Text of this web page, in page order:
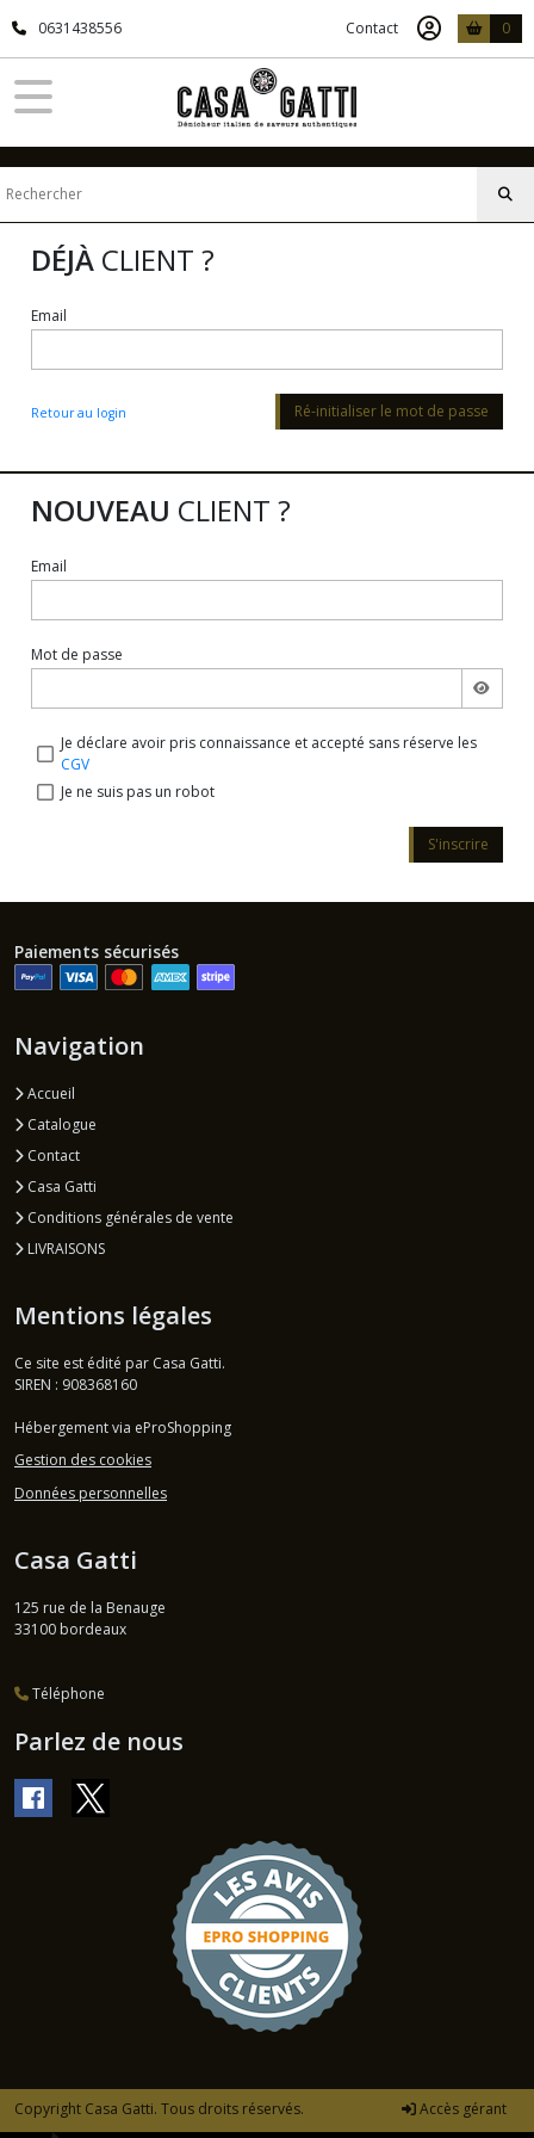
0631438556 Contact 0
DÉJÀ CLIENT ?
Email
Retour au login Ré-initialiser le mot de passe
NOUVEAU CLIENT ?
Email
Mot de passe
Je déclare avoir pris connaissance et accepté sans réserve les
CGV
Je ne suis pas un robot
S'inscrire
Paiements sécurisés
Navigation
Accueil
Catalogue
Contact
Casa Gatti
Conditions générales de vente
LIVRAISONS
Mentions légales
Ce site est édité par Casa Gatti.
SIREN : 908368160
Hébergement via eProShopping
Gestion des cookies
Données personnelles
Casa Gatti
125 rue de la Benauge
33100 bordeaux
Téléphone
Parlez de nous
Copyright Casa Gatti. Tous droits réservés. Accès gérant